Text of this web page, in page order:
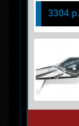
3304 р.